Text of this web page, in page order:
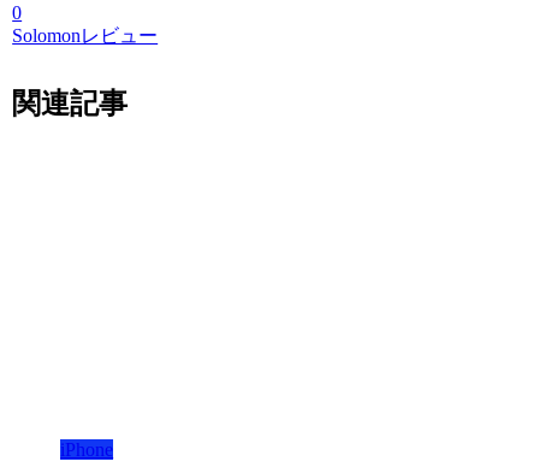
0
Solomonレビュー
関連記事
iPhone